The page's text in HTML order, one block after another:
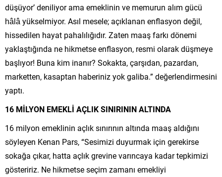
düşüyor’ deniliyor ama emeklinin ve memurun alım gücü
hâlâ yükselmiyor. Asıl mesele; açıklanan enflasyon değil,
hissedilen hayat pahalılığıdır. Zaten maaş farkı dönemi
yaklaştığında ne hikmetse enflasyon, resmi olarak düşmeye
başlıyor! Buna kim inanır? Sokakta, çarşıdan, pazardan,
marketten, kasaptan haberiniz yok galiba.” değerlendirmesini
yaptı.
16 MİLYON EMEKLİ AÇLIK SINIRININ ALTINDA
16 milyon emeklinin açlık sınırının altında maaş aldığını
söyleyen Kenan Pars, “Sesimizi duyurmak için gerekirse
sokağa çıkar, hatta açlık grevine varıncaya kadar tepkimizi
gösteririz. Ne hikmetse seçim zamanı emekliyi